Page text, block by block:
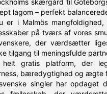
lagom – perfekt
er i Malmös mangfoldighed,
på tværs af vores
der værdsætter
tilgang til meningsfulde
gratis platform, der
bæredygtighed og ægte
singler har opdaget